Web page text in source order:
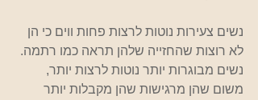
נשים צעירות נוטות לרצות פחות ווים כי הן
לא רוצות שהחזייה שלהן תראה כמו רתמה.
נשים מבוגרות יותר נוטות לרצות יותר,
משום שהן מרגישות שהן מקבלות יותר